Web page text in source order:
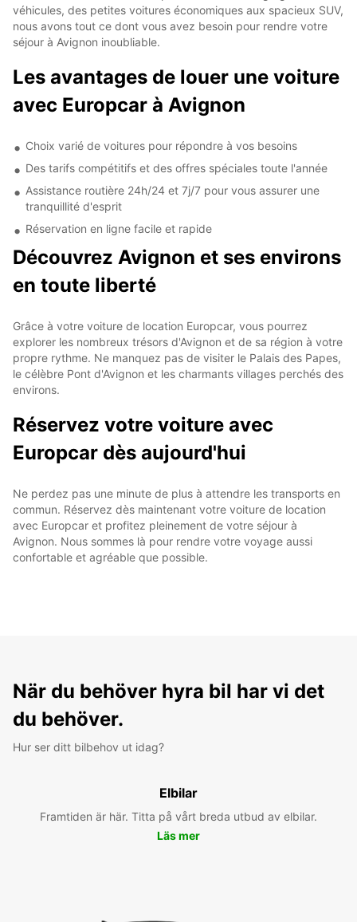
véhicules, des petites voitures économiques aux spacieux SUV,
nous avons tout ce dont vous avez besoin pour rendre votre
séjour à Avignon inoubliable.
Les avantages de louer une voiture
avec Europcar à Avignon
Choix varié de voitures pour répondre à vos besoins
Des tarifs compétitifs et des offres spéciales toute l'année
Assistance routière 24h/24 et 7j/7 pour vous assurer une
tranquillité d'esprit
Réservation en ligne facile et rapide
Découvrez Avignon et ses environs
en toute liberté
Grâce à votre voiture de location Europcar, vous pourrez
explorer les nombreux trésors d'Avignon et de sa région à votre
propre rythme. Ne manquez pas de visiter le Palais des Papes,
le célèbre Pont d'Avignon et les charmants villages perchés des
environs.
Réservez votre voiture avec
Europcar dès aujourd'hui
Ne perdez pas une minute de plus à attendre les transports en
commun. Réservez dès maintenant votre voiture de location
avec Europcar et profitez pleinement de votre séjour à
Avignon. Nous sommes là pour rendre votre voyage aussi
confortable et agréable que possible.
När du behöver hyra bil har vi det
du behöver.
Hur ser ditt bilbehov ut idag?
Elbilar
Framtiden är här. Titta på vårt breda utbud av elbilar.
Läs mer